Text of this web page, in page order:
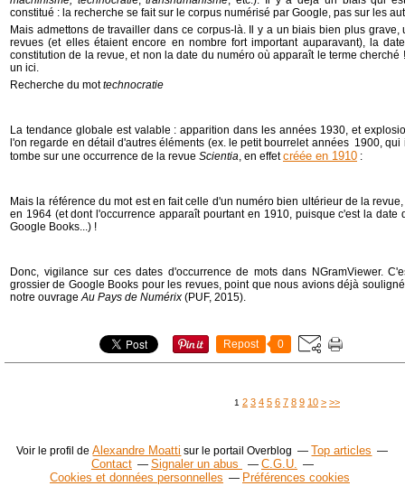
constitué : la recherche se fait sur le corpus numérisé par Google, pas sur les
Mais admettons de travailler dans ce corpus-là. Il y a un biais bien plus
revues (et elles étaient encore en nombre fort important auparavant), la
constitution de la revue, et non la date du numéro où apparaît le terme
un ici.
Recherche du mottechnocratie
La tendance globale est valable : apparition dans les années 1930, et
l'on regarde en détail d'autres éléments (ex. le petit bourrelet années 1900,
tombe sur une occurrence de la revue Scientia, en effetcréée en 1910 :
Mais la référence du mot est en fait celle d'un numéro bien ultérieur de la
en 1964 (et dont l'occurrence apparaît pourtant en 1910, puisque c'est la date
Google Books...) !
Donc, vigilance sur ces dates d'occurrence de mots dans NGramViewer.
grossier de Google Books pour les revues, point que nous avions déjà
notre ouvrage Au Pays de Numérix (PUF, 2015).
Repost 0
1 2 3 4 5 6 7 8 9 10 > >>
Voir le profil deAlexandre Moatti sur le portail Overblog
Top articles
Contact
Signaler un abus
C.G.U.
Cookies et données personnelles
Préférences cookies